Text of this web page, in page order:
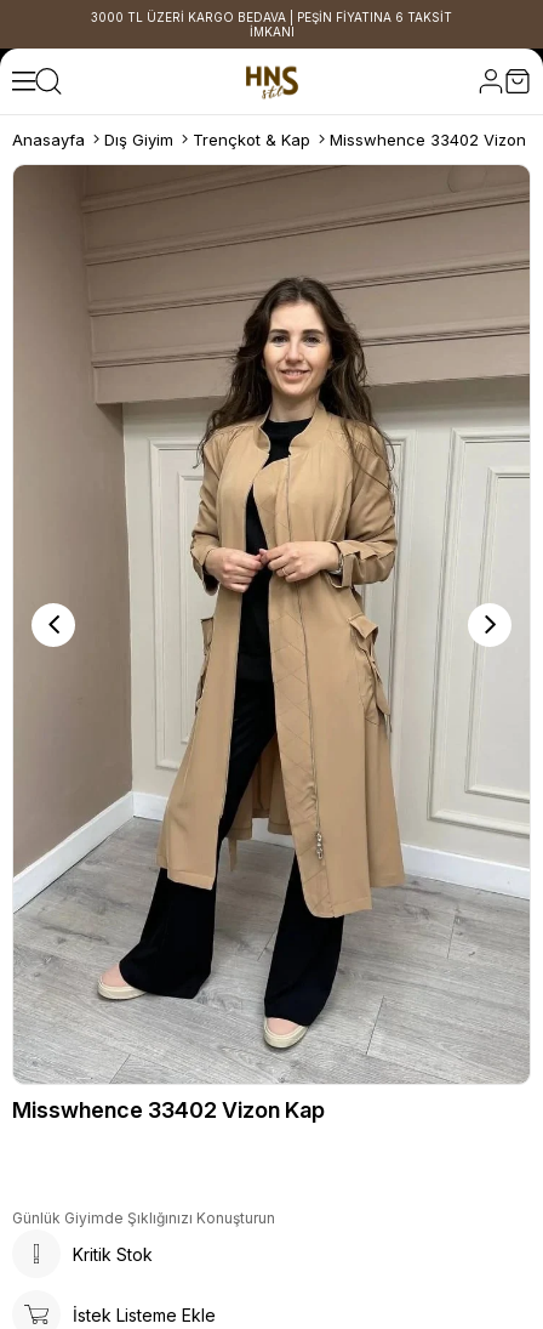
3000 TL ÜZERİ KARGO BEDAVA | PEŞİN FİYATINA 6 TAKSİT
İMKANI
Anasayfa Dış Giyim Trençkot & Kap Misswhence 33402 Vizon
Misswhence 33402 Vizon Kap
Günlük Giyimde Şıklığınızı Konuşturun
Kritik Stok
İstek Listeme Ekle